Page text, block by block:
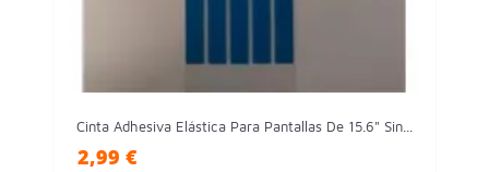
Cinta Adhesiva Elástica Para Pantallas De 15.6" Sin...
2,99 €